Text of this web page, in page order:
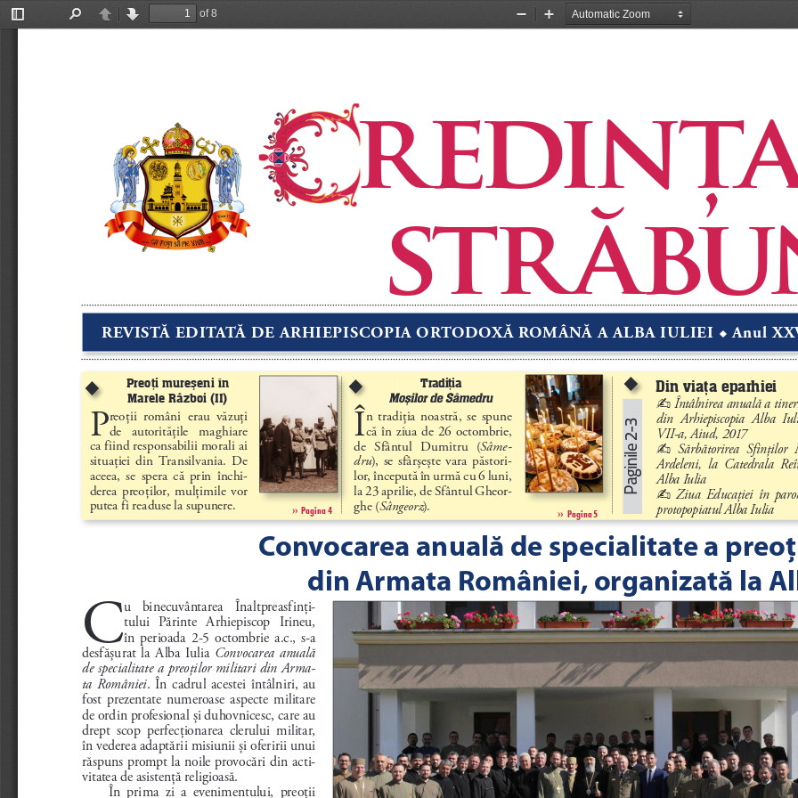
Toggle
PreviousNext
of 8
Zoom
Zoom
REVISTĂ EDITATĂ DE ARHIEPISCOPIA ORTODOXĂ ROMÂNĂ A ALBA IULIEI u Anul
r edinţa
str
- Întâlnirea anuală a
din  Arhiepiscopia  Alba
VII-a, Aiud, 2017
- Sărbătorirea  Sfinţilor
Ardeleni,  la  Catedrala
Alba Iulia
- Ziua  Educaţiei  în
protopopiatul Alba Iulia
u
Paginile 2-3
Din viaţa eparhiei
Preoţii  români  erau  văzuţi
de   autorităţile   maghiare
ca fiind responsabilii morali ai
situaţiei  din  Transilvania.  De
aceea,  se  spera  că  prin  închi-
derea  preoţilor,  mulţimile  vor
putea fi readuse la supunere.
În  tradiţia  noastră,  se  spune
că  în  ziua  de  26  octombrie,
de   Sfântul   Dumitru   (Sâme-
dru),  se  sfârşeşte  vara  păstori-
lor, începută în urmă cu 6 luni,
la 23 aprilie, de Sfântul Gheor-
ghe (Sângeorz).
›› Pagina 4 ›› Pagina 5
Preoţi mureşeni în
Marele Război (II)
Tradiţia
u u
Convocarea anuală de specialitate a
din Armata României, organizată la
Cu   binecuvântarea   Înaltpreasfinţi-
tului   Părinte   Arhiepiscop   Irineu,
în  perioada  2-5  octombrie  a.c.,  s-a
desfăşurat  la  Alba  Iulia Convocarea  anuală
de specialitate a preoţilor militari din Arma-
ta  României.  În  cadrul  acestei  întâlniri,  au
fost  prezentate  numeroase  aspecte  militare
de ordin profesional şi duhovnicesc, care au
drept  scop  perfecţionarea  clerului  militar,
în vederea adaptării misiunii şi oferirii unui
răspuns prompt la noile provocări din acti-
vitatea de asistenţă religioasă.
În  prima  zi  a  evenimentului,  preoţii